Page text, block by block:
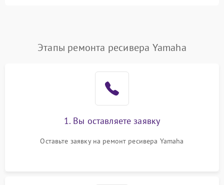
Этапы ремонта ресивера Yamaha
1. Вы оставляете заявку
Оставьте заявку на ремонт ресивера Yamaha